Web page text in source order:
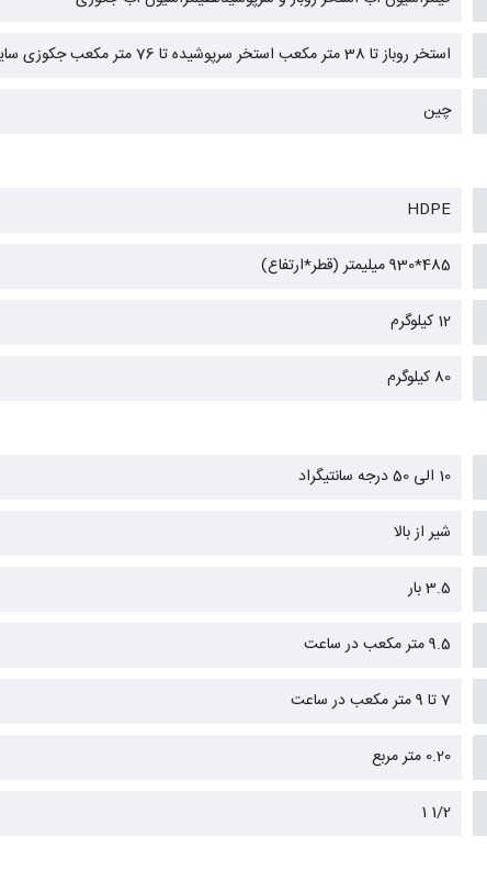
استخر روباز تا 38 متر مکعب استخر سرپوشیده تا 76 متر مکعب جکوزی سایز کوچک
چین
HDPE
485*930 میلیمتر (قطر*ارتفاع)
12 کیلوگرم
80 کیلوگرم
10 الی 50 درجه سانتیگراد
شیر از بالا
3.5 بار
9.5 متر مکعب در ساعت
7 تا 9 متر مکعب در ساعت
0.20 متر مربع
1/2 1